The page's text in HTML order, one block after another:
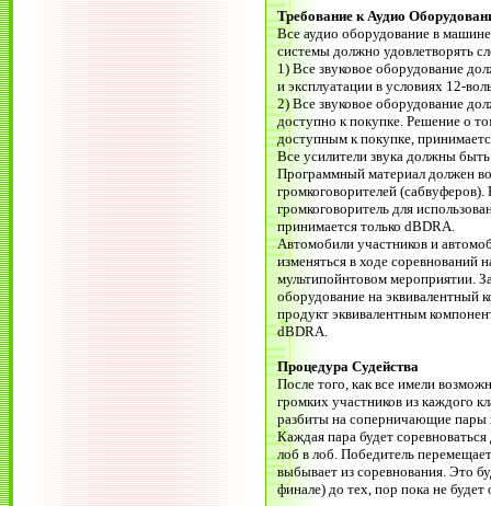
Требование к Аудио
Все аудио оборудование в
системы должно удовлетворять
1) Все звуковое оборудование
и эксплуатации в условиях 12-
2) Все звуковое оборудование
доступно к покупке. Решение о
доступным к покупке,
Все усилители звука должны
Программный материал должен
громкоговорителей
громкоговоритель для
принимается только dBDRA.
Автомобили участников и
изменяться в ходе
мультипойнтовом мероприятии.
оборудование на эквивалентный
продукт эквивалентным
dBDRA.
Процедура Судейства
После того, как все имели
громких участников из каждого
разбиты на соперничающие пары
Каждая пара будет
лоб в лоб. Победитель
выбывает из соревнования. Это
финале) до тех, пор пока не